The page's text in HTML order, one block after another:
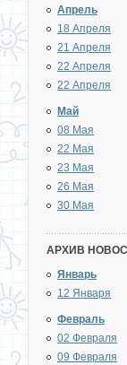
Апрель
18 Апреля
21 Апреля
22 Апреля
22 Апреля
Май
08 Мая
22 Мая
23 Мая
26 Мая
30 Мая
АРХИВ
Январь
12 Января
Февраль
02 Февраля
09 Февраля